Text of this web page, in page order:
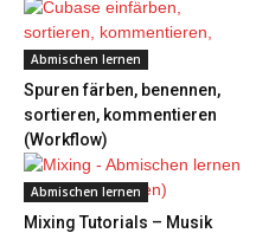
Abmischen lernen
Spuren färben, benennen,
sortieren, kommentieren
(Workflow)
Abmischen lernen
Mixing Tutorials – Musik